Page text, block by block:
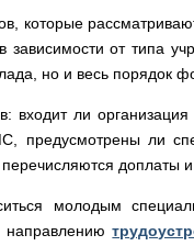
которые
от типа
но и весь порядок
входит ли
предусмотрены ли
доплаты
молодым
направлению